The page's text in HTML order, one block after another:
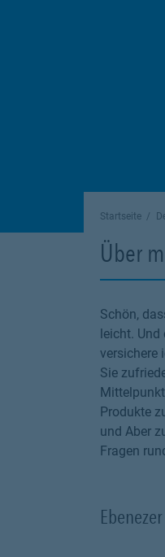
Startseite
Über
Schön,
leicht. Und
versichere
Sie
Produkte
und Aber
Fragen